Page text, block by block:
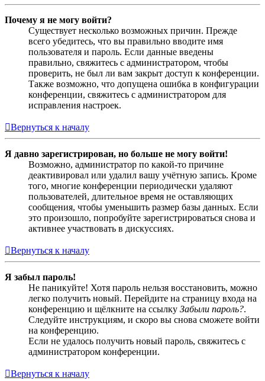
Почему я не могу войти?
Существует несколько возможных причин. Прежде
всего убедитесь, что вы правильно вводите имя
пользователя и пароль. Если данные введены
правильно, свяжитесь с администратором, чтобы
проверить, не был ли вам закрыт доступ к конференции.
Также возможно, что допущена ошибка в конфигурации
конференции, свяжитесь с администратором для
исправления настроек.
Вернуться к началу
Я давно зарегистрирован, но больше не могу войти!
Возможно, администратор по какой-то причине
деактивировал или удалил вашу учётную запись. Кроме
того, многие конференции периодически удаляют
пользователей, длительное время не оставляющих
сообщения, чтобы уменьшить размер базы данных. Если
это произошло, попробуйте зарегистрироваться снова и
активнее участвовать в дискуссиях.
Вернуться к началу
Я забыл пароль!
Не паникуйте! Хотя пароль нельзя восстановить, можно
легко получить новый. Перейдите на страницу входа на
конференцию и щёлкните на ссылку Забыли пароль?.
Следуйте инструкциям, и скоро вы снова сможете войти
на конференцию.
Если не удалось получить новый пароль, свяжитесь с
администратором конференции.
Вернуться к началу